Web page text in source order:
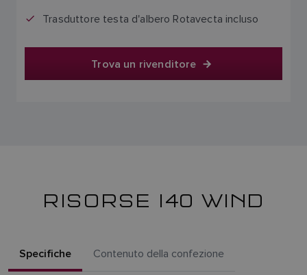
Trasduttore testa d'albero Rotavecta incluso
Trova un rivenditore
RISORSE I40 WIND
Specifiche Contenuto della confezione